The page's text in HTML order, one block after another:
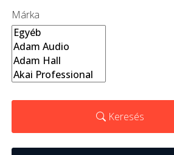
Márka
Keresés